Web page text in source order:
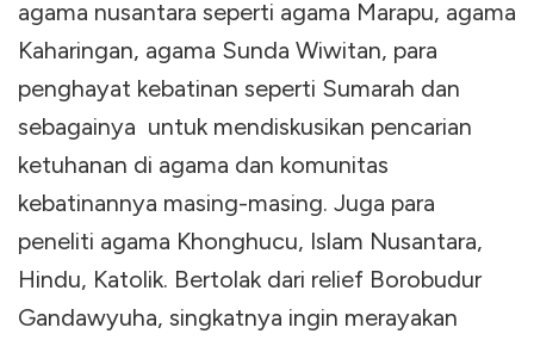
agama nusantara seperti agama Marapu, agama
Kaharingan, agama Sunda Wiwitan, para
penghayat kebatinan seperti Sumarah dan
sebagainya untuk mendiskusikan pencarian
ketuhanan di agama dan komunitas
kebatinannya masing-masing. Juga para
peneliti agama Khonghucu, Islam Nusantara,
Hindu, Katolik. Bertolak dari relief Borobudur
Gandawyuha, singkatnya ingin merayakan